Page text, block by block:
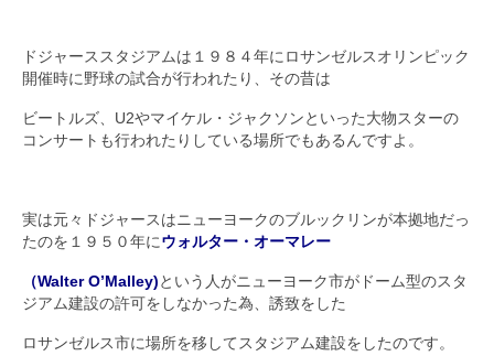
ドジャーススタジアムは１９８４年にロサンゼルスオリンピック
開催時に野球の試合が行われたり、その昔は
ビートルズ、U2やマイケル・ジャクソンといった大物スターの
コンサートも行われたりしている場所でもあるんですよ。
実は元々ドジャースはニューヨークのブルックリンが本拠地だっ
たのを１９５０年にウォルター・オーマレー
（Walter O’Malley)という人がニューヨーク市がドーム型のスタ
ジアム建設の許可をしなかった為、誘致をした
ロサンゼルス市に場所を移してスタジアム建設をしたのです。